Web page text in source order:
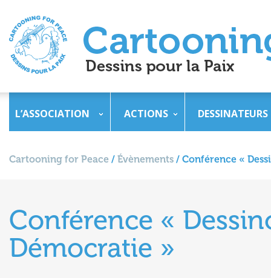
L’ASSOCIATION ACTIONS DESSINATEURS
Cartooning for Peace / Évènements / Conférence «
Conférence «
Démocratie »